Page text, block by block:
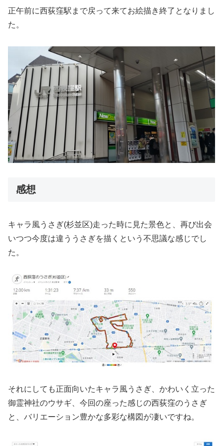
正午前に西荻窪駅まで戻って来てお絵描き終了となりまし
た。
感想
キャラ風うさぎ(杉並区)走った時に見た景色と、再び出会
いつつ今度は違ううさぎを描くという不思議な感じでし
た。
それにしても正面向いたキャラ風うさぎ、かわいく立った
御霊神社のウサギ、今回の座った感じの西荻窪のうさぎ
と、バリエーション豊かな多彩な構図が凄いですね。